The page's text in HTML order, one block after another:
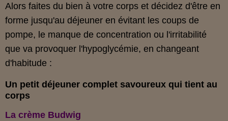
Alors faites du bien à votre corps et décidez d'être en
forme jusqu'au déjeuner en évitant les coups de
pompe, le manque de concentration ou l'irritabilité
que va provoquer l'hypoglycémie, en changeant
d'habitude :
Un petit déjeuner complet savoureux qui tient au
corps
La crème Budwig